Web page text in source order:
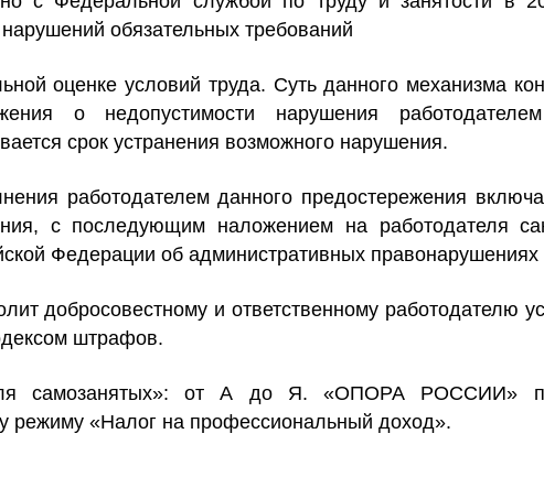
обязательных требований
оценке условий труда. Суть данного механизма
о недопустимости нарушения
срок устранения возможного нарушения.
работодателем данного предостережения
с последующим наложением на работодателя
Федерации об административных
добросовестному и ответственному работодателю
штрафов.
самозанятых»: от А до Я. «ОПОРА РОССИИ»
режиму «Налог на профессиональный доход».